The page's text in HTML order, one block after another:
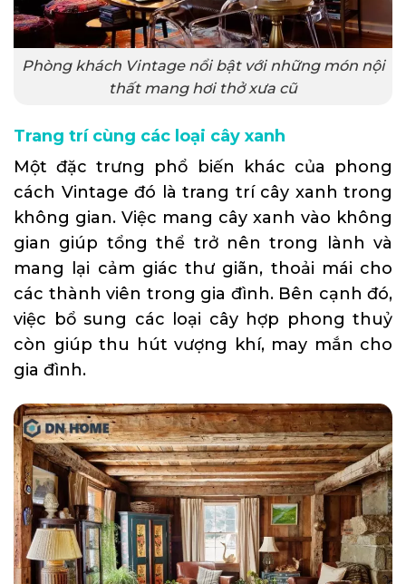
Phòng khách Vintage nổi bật với những món nội
thất mang hơi thở xưa cũ
Trang trí cùng các loại cây xanh
Một đặc trưng phổ biến khác của phong
cách Vintage đó là trang trí cây xanh trong
không gian. Việc mang cây xanh vào không
gian giúp tổng thể trở nên trong lành và
mang lại cảm giác thư giãn, thoải mái cho
các thành viên trong gia đình. Bên cạnh đó,
việc bổ sung các loại cây hợp phong thuỷ
còn giúp thu hút vượng khí, may mắn cho
gia đình.